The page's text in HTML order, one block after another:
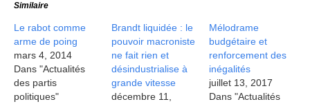
Similaire
Le rabot comme
arme de poing
mars 4, 2014
Dans "Actualités
des partis
politiques"
Brandt liquidée : le
pouvoir macroniste
ne fait rien et
désindustrialise à
grande vitesse
décembre 11,
Mélodrame
budgétaire et
renforcement des
inégalités
juillet 13, 2017
Dans "Actualités